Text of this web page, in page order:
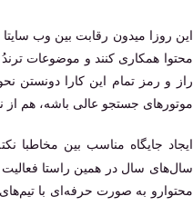
این روزا میدون رقابت بین وب
محتوا همکاری کنند و موضوعات
راز و رمز تمام این کارا دونستن
موتورهای جستجو عالی باشه، هم
ایجاد جایگاه مناسب بین مخاطبا
سال‌های سال در همین راستا
محتوارو به صورت حرفه‌ای با